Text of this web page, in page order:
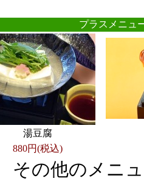
プラスメニ
湯豆腐
880円(税込)
その他のメニ